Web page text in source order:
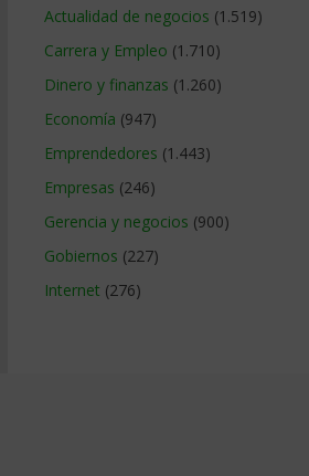
Actualidad de negocios (1.519)
Carrera y Empleo (1.710)
Dinero y finanzas (1.260)
Economía (947)
Emprendedores (1.443)
Empresas (246)
Gerencia y negocios (900)
Gobiernos (227)
Internet (276)